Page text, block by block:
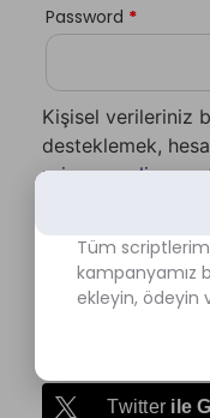
Password *
Kişisel verileriniz
desteklemek,
privacy policy
amaçlar için
Register
Twitter ile
Tüm
kampanyamız
ekleyin, ödeyin